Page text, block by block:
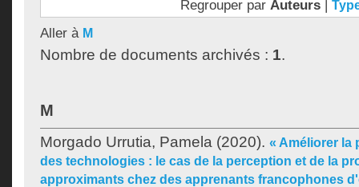
Regrouper par Auteurs|
Aller à M
Nombre de documents archivés : 1.
M
Morgado Urrutia, Pamela (2020). « Améliorer la
des technologies : le cas de la perception et de la
approximants chez des apprenants francophones